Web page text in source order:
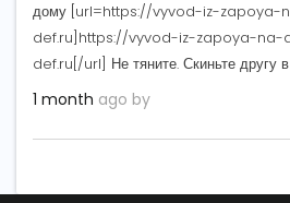
дому [url=https://vyvod-iz-
def.ru]https://vyvod-iz-zapoya-
def.ru[/url] Не тяните. Скиньте другу
1 month ago by